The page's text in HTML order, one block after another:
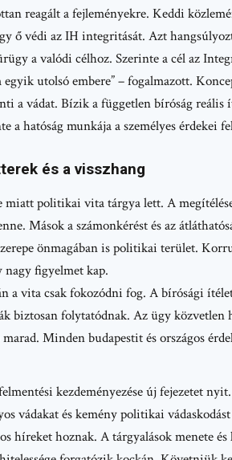
reagált a fejleményekre. Keddi
ő védi az IH integritását. Azt
a valódi célhoz. Szerinte a cél az
utolsó embere” – fogalmazott.
a vádat. Bízik a független bíróság
a hatóság munkája a személyes érdekei
és a visszhang
miatt politikai vita tárgya lett. A
Mások a számonkérést és az
önmagában is politikai terület.
figyelmet kap.
a vita csak fokozódni fog. A bírósági
biztosan folytatódnak. Az ügy közvetlen
Minden budapestit és országos
kezdeményezése új fejezetet
vádakat és kemény politikai
híreket hoznak. A tárgyalások menete